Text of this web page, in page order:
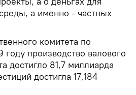
а именно - частных
комитета по
году производство валового
достигло 81,7 миллиарда
достигла 17,184